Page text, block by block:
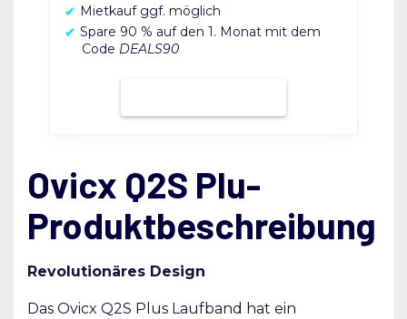
Mietkauf ggf. möglich
Spare 90 % auf den 1. Monat mit dem
Code DEALS90
Ovicx Q2S Plu-
Produktbeschreibung
Revolutionäres Design
Das Ovicx Q2S Plus Laufband hat ein